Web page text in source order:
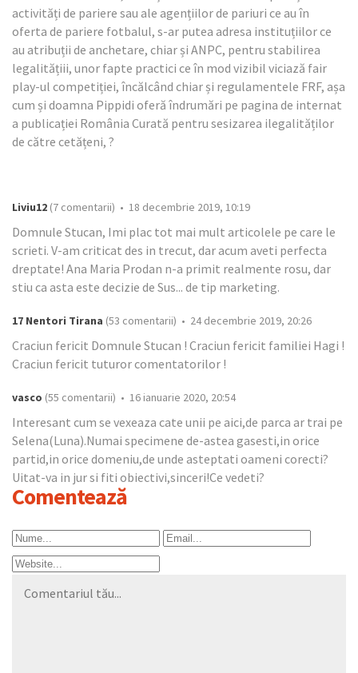
activități de pariere sau ale agențiilor de pariuri ce au în
oferta de pariere fotbalul, s-ar putea adresa instituțiilor ce
au atribuții de anchetare, chiar și ANPC, pentru stabilirea
legalitățiii, unor fapte practici ce în mod vizibil viciază fair
play-ul competiției, încălcând chiar și regulamentele FRF, așa
cum și doamna Pippidi oferă îndrumări pe pagina de internat
a publicației România Curată pentru sesizarea ilegalităților
de către cetățeni, ?
Liviu12 (7 comentarii) • 18 decembrie 2019, 10:19
Domnule Stucan, Imi plac tot mai mult articolele pe care le
scrieti. V-am criticat des in trecut, dar acum aveti perfecta
dreptate! Ana Maria Prodan n-a primit realmente rosu, dar
stiu ca asta este decizie de Sus... de tip marketing.
17 Nentori Tirana (53 comentarii) • 24 decembrie 2019, 20:26
Craciun fericit Domnule Stucan ! Craciun fericit familiei Hagi !
Craciun fericit tuturor comentatorilor !
vasco (55 comentarii) • 16 ianuarie 2020, 20:54
Interesant cum se vexeaza cate unii pe aici,de parca ar trai pe
Selena(Luna).Numai specimene de-astea gasesti,in orice
partid,in orice domeniu,de unde asteptati oameni corecti?
Uitat-va in jur si fiti obiectivi,sinceri!Ce vedeti?
Comentează